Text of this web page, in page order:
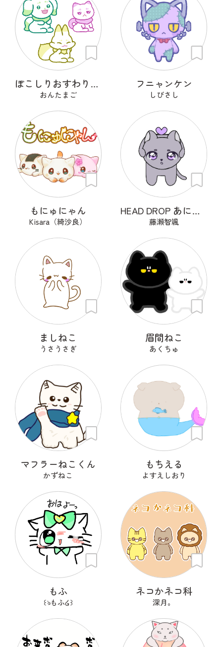
ぽこしりおすわりアニマル
おんたまご
フニャンケン
しびさし
もにゅにゃん
Kisara（綺沙良）
HEAD DROP あにまる
藤瀬智颯
ましねこ
うさうさぎ
眉間ねこ
あくちゅ
マフラーねこくん
かずねこ
もちえる
よすえしおり
もふ
꒰ঌもふ໒꒱
ネコかネコ科
深月。